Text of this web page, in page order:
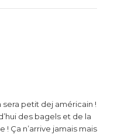
petit dej américain !
des bagels et de la
! Ça n’arrive jamais mais